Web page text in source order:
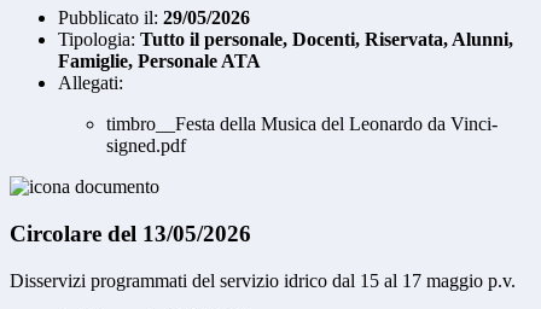
Pubblicato il: 29/05/2026
Tipologia: Tutto il personale, Docenti, Riservata, Alunni,
Famiglie, Personale ATA
Allegati:
timbro__Festa della Musica del Leonardo da Vinci-
signed.pdf
Circolare del 13/05/2026
Disservizi programmati del servizio idrico dal 15 al 17 maggio p.v.